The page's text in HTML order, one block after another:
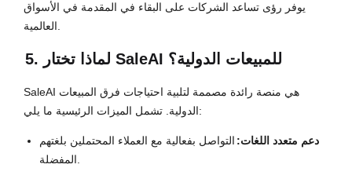
يوفر رؤى تساعد الشركات على البقاء في المقدمة في الأسواق
العالمية.
5. لماذا تختار SaleAI للمبيعات الدولية؟
SaleAI هي منصة رائدة مصممة لتلبية احتياجات فرق المبيعات
الدولية. تشمل الميزات الرئيسية ما يلي:
دعم متعدد اللغات: التواصل بفعالية مع العملاء المحتملين بلغتهم
المفضلة.